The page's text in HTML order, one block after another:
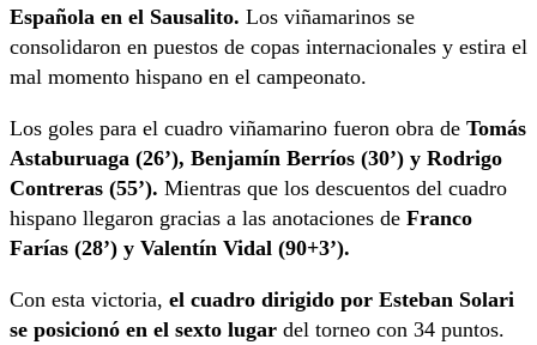
Española en el Sausalito. Los viñamarinos se
consolidaron en puestos de copas internacionales y estira el
mal momento hispano en el campeonato.
Los goles para el cuadro viñamarino fueron obra de Tomás
Astaburuaga (26’), Benjamín Berríos (30’) y Rodrigo
Contreras (55’). Mientras que los descuentos del cuadro
hispano llegaron gracias a las anotaciones de Franco
Farías (28’) y Valentín Vidal (90+3’).
Con esta victoria, el cuadro dirigido por Esteban Solari
se posicionó en el sexto lugar del torneo con 34 puntos.